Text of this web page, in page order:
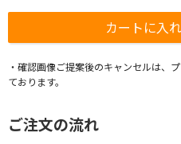
・確認画像ご提案後のキャンセルは、
ております。
ご注文の流れ